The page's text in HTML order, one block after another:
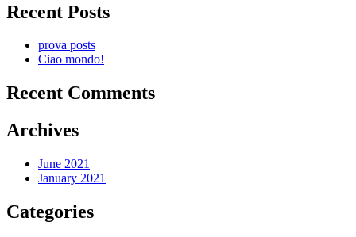
Recent Posts
prova posts
Ciao mondo!
Recent Comments
Archives
June 2021
January 2021
Categories